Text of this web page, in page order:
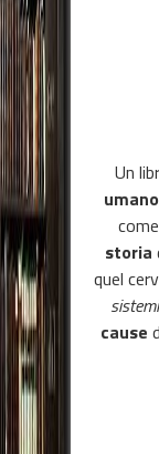
Un
umano
storia
quel
cause